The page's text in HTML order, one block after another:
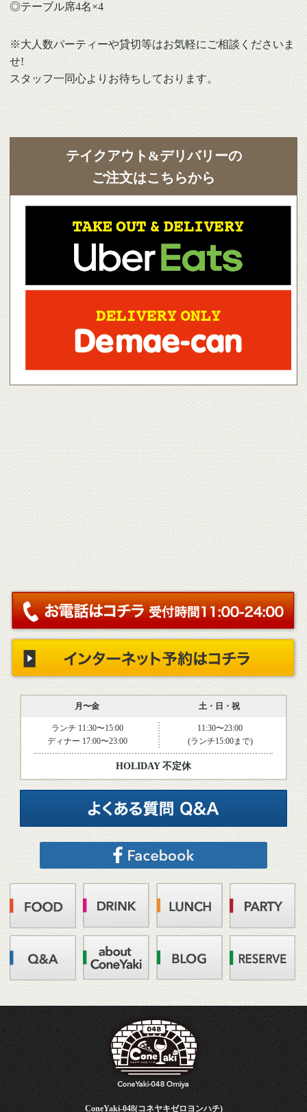
◎テーブル席4名×4
※大人数パーティーや貸切等はお気軽にご相談くださいま
せ!
スタッフ一同心よりお待ちしております。
テイクアウト&デリバリーの
ご注文はこちらから
月〜金 土・日・祝
ランチ 11:30〜15:00
ディナー 17:00〜23:00
11:30〜23:00
(ランチ15:00まで)
HOLIDAY 不定休
ConeYaki-048(コネヤキゼロヨンハチ)